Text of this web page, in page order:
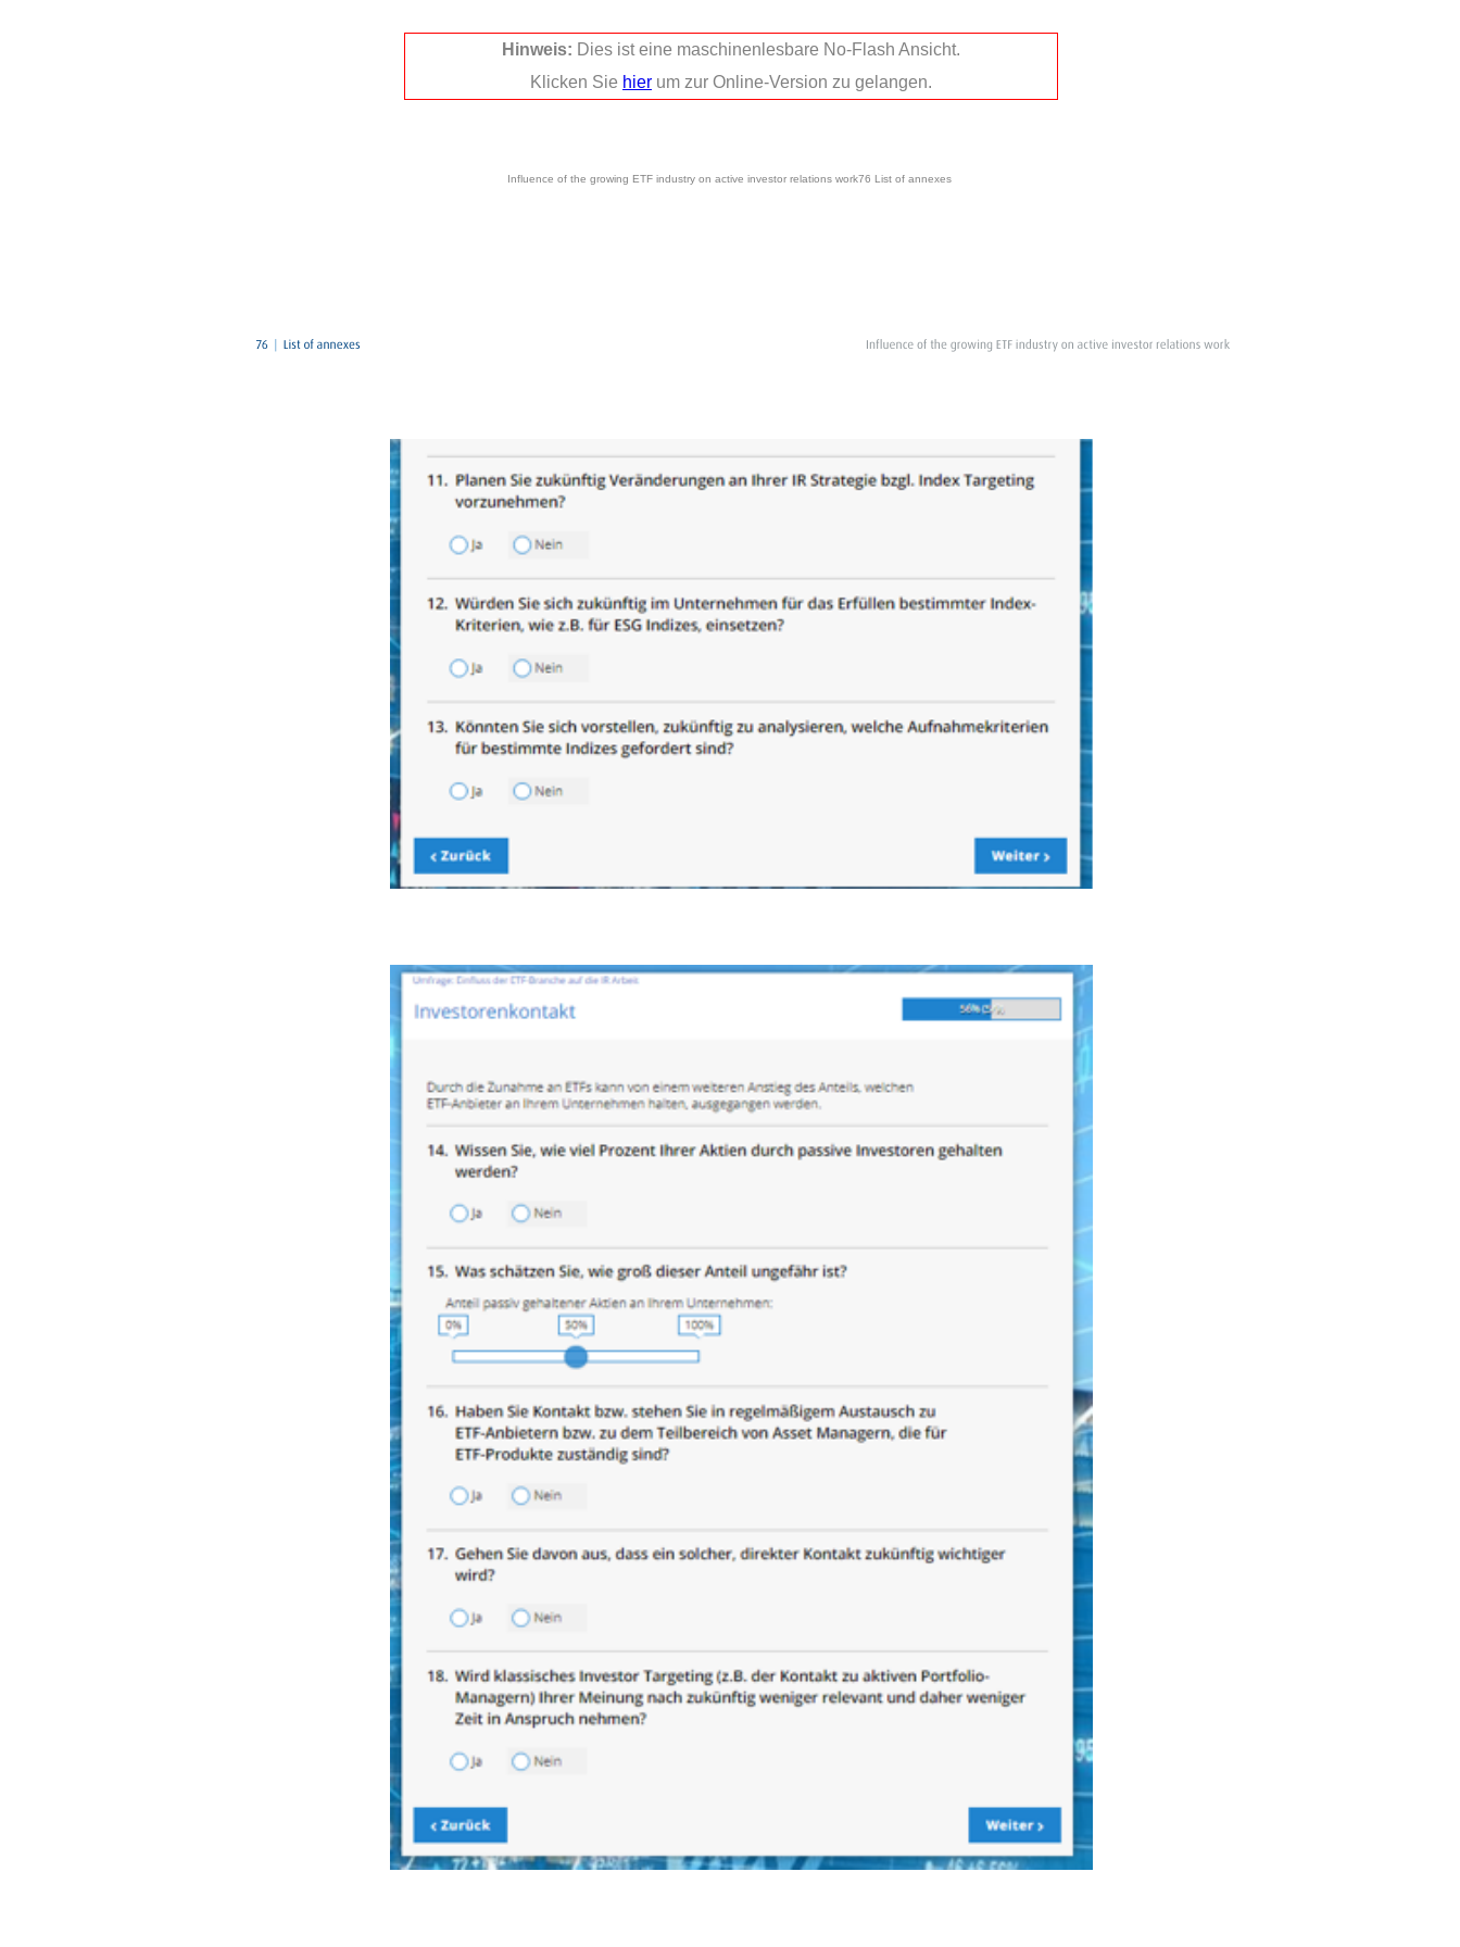
Influence of the growing ETF industry on active investor relations work76 List of annexes
Hinweis: Dies ist eine maschinenlesbare No-Flash Ansicht.
Klicken Sie hier um zur Online-Version zu gelangen.